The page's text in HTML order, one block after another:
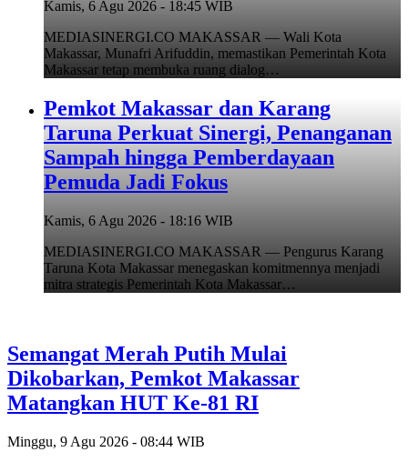
Kamis, 6 Agu 2026 - 18:45 WIB
MEDIASINERGI.CO MAKASSAR — Wali Kota
Makassar, Munafri Arifuddin, memastikan Pemerintah Kota
Makassar tetap membuka ruang dialog…
Pemkot Makassar dan Karang
Taruna Perkuat Sinergi, Penanganan
Sampah hingga Pemberdayaan
Pemuda Jadi Fokus
Kamis, 6 Agu 2026 - 18:16 WIB
MEDIASINERGI.CO MAKASSAR — Pengurus Karang
Taruna Kota Makassar menegaskan komitmennya menjadi
mitra strategis Pemerintah Kota Makassar…
Semangat Merah Putih Mulai
Dikobarkan, Pemkot Makassar
Matangkan HUT Ke-81 RI
Minggu, 9 Agu 2026 - 08:44 WIB